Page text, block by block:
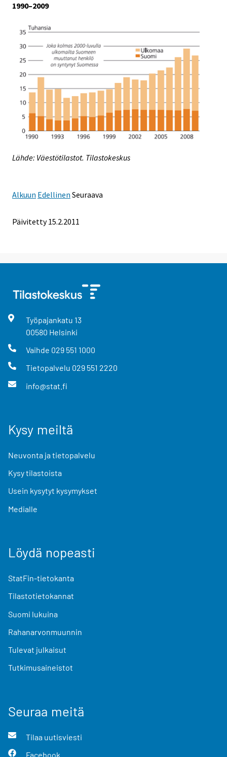
1990–2009
Lähde: Väestötilastot. Tilastokeskus
Alkuun Edellinen Seuraava
Päivitetty 15.2.2011
Työpajankatu 13
00580 Helsinki
Vaihde 029 551 1000
Tietopalvelu 029 551 2220
info@stat.fi
Kysy meiltä
Neuvonta ja tietopalvelu
Kysy tilastoista
Usein kysytyt kysymykset
Medialle
Löydä nopeasti
StatFin-tietokanta
Tilastotietokannat
Suomi lukuina
Rahanarvonmuunnin
Tulevat julkaisut
Tutkimusaineistot
Seuraa meitä
Tilaa uutisviesti
Facebook